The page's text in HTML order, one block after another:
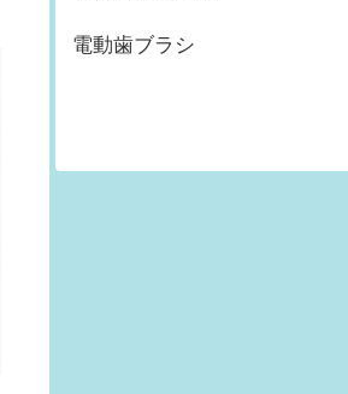
電動歯ブラシ